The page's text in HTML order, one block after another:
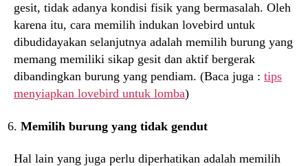
gesit, tidak adanya kondisi fisik yang bermasalah. Oleh
karena itu, cara memilih indukan lovebird untuk
dibudidayakan selanjutnya adalah memilih burung yang
memang memiliki sikap gesit dan aktif bergerak
dibandingkan burung yang pendiam. (Baca juga : tips
menyiapkan lovebird untuk lomba)
Memilih burung yang tidak gendut
Hal lain yang juga perlu diperhatikan adalah memilih